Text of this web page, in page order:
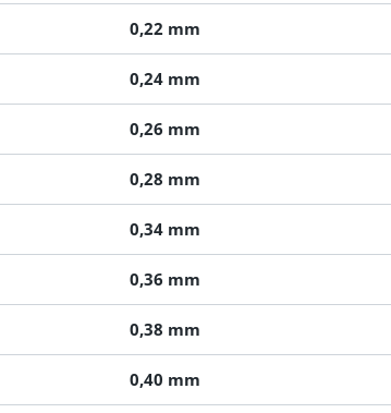
0,22 mm
0,24 mm
0,26 mm
0,28 mm
0,34 mm
0,36 mm
0,38 mm
0,40 mm